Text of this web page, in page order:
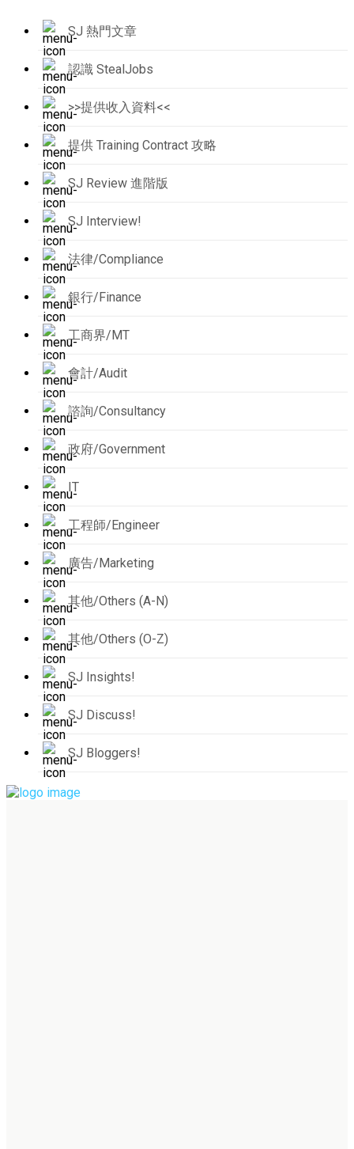
SJ 熱門文章
認識 StealJobs
>>提供收入資料<<
提供 Training Contract 攻略
SJ Review 進階版
SJ Interview!
法律/Compliance
銀行/Finance
工商界/MT
會計/Audit
諮詢/Consultancy
政府/Government
IT
工程師/Engineer
廣告/Marketing
其他/Others (A-N)
其他/Others (O-Z)
SJ Insights!
SJ Discuss!
SJ Bloggers!